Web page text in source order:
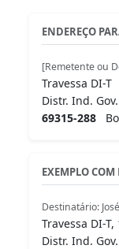
ENDEREÇO
[Remetente ou
Travessa DI-T
Distr. Ind.
69315-288
EXEMPLO
Destinatário:
Travessa DI-
Distr. Ind.